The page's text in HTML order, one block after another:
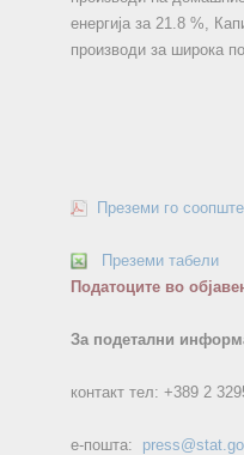
енергија за 21.8 %,
производи за широка
Преземи го
Преземи табели
Податоците во
За подетални
контакт тел: +389 2
е-пошта: